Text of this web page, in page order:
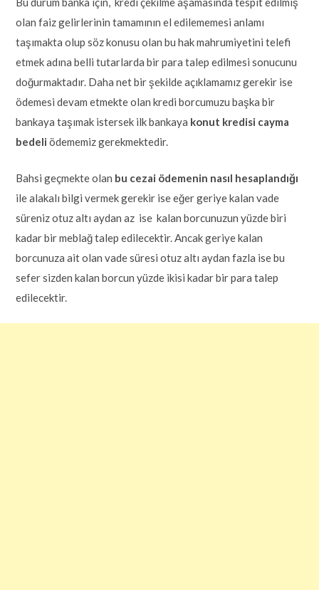
olan faiz gelirlerinin tamamının el edilememesi anlamı
taşımakta olup söz konusu olan bu hak mahrumiyetini telefi
etmek adına belli tutarlarda bir para talep edilmesi sonucunu
doğurmaktadır. Daha net bir şekilde açıklamamız gerekir ise
ödemesi devam etmekte olan kredi borcumuzu başka bir
bankaya taşımak istersek ilk bankaya konut kredisi cayma
bedeli ödememiz gerekmektedir.
Bahsi geçmekte olan bu cezai ödemenin nasıl hesaplandığı
ile alakalı bilgi vermek gerekir ise eğer geriye kalan vade
süreniz otuz altı aydan az ise kalan borcunuzun yüzde biri
kadar bir meblağ talep edilecektir. Ancak geriye kalan
borcunuza ait olan vade süresi otuz altı aydan fazla ise bu
sefer sizden kalan borcun yüzde ikisi kadar bir para talep
edilecektir.